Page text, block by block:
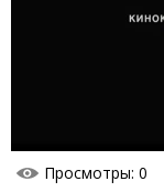
Просмотры: 0